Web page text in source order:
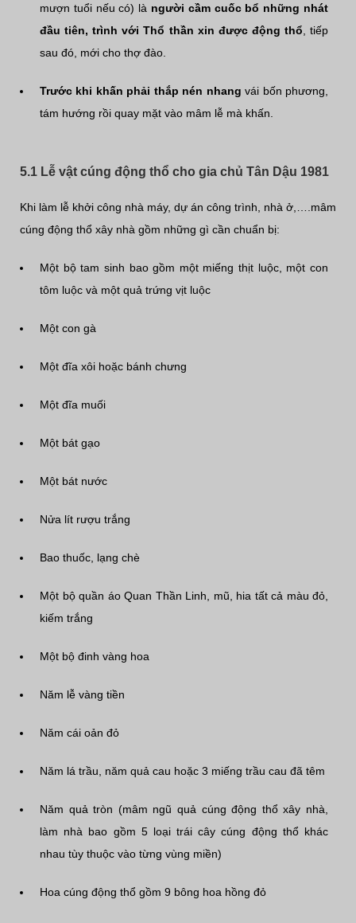
mượn tuổi nếu có) là người cầm cuốc bổ những nhát
đầu tiên, trình với Thổ thần xin được động thổ , tiếp
sau đó, mới cho thợ đào.
Trước khi khấn phải thắp nén nhang vái bốn phương,
tám hướng rồi quay mặt vào mâm lễ mà khấn.
5.1 Lễ vật cúng động thổ cho gia chủ Tân Dậu 1981
Khi làm lễ khởi công nhà máy, dự án công trình, nhà ở,….mâm
cúng động thổ xây nhà gồm những gì cần chuẩn bị:
Một bộ tam sinh bao gồm một miếng thịt luộc, một con
tôm luộc và một quả trứng vịt luộc
Một con gà
Một đĩa xôi hoặc bánh chưng
Một đĩa muối
Một bát gạo
Một bát nước
Nửa lít rượu trắng
Bao thuốc, lạng chè
Một bộ quần áo Quan Thần Linh, mũ, hia tất cả màu đỏ,
kiếm trắng
Một bộ đinh vàng hoa
Năm lễ vàng tiền
Năm cái oản đỏ
Năm lá trầu, năm quả cau hoặc 3 miếng trầu cau đã têm
Năm quả tròn (mâm ngũ quả cúng động thổ xây nhà,
làm nhà bao gồm 5 loại trái cây cúng động thổ khác
nhau tùy thuộc vào từng vùng miền)
Hoa cúng động thổ gồm 9 bông hoa hồng đỏ